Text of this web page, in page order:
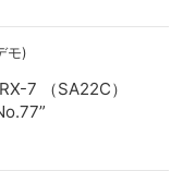
モ)
7 （SA22C）